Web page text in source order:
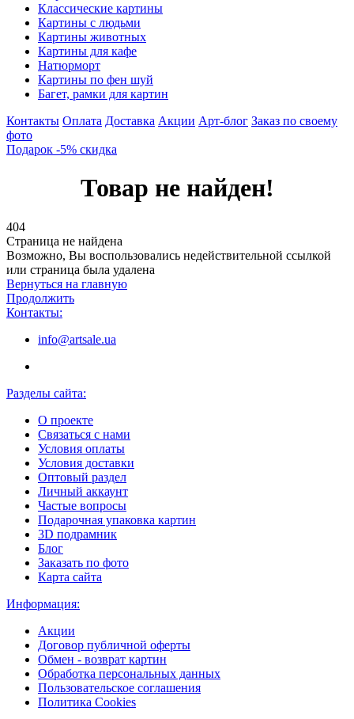
Классические картины
Картины с людьми
Картины животных
Картины для кафе
Натюрморт
Картины по фен шуй
Багет, рамки для картин
Контакты Оплата Доставка Акции Арт-блог Заказ по своему
фото
Подарок -5% скидка
Товар не найден!
404
Страница не найдена
Возможно, Вы воспользовались недействительной ссылкой
или страница была удалена
Вернуться на главную
Продолжить
Контакты:
info@artsale.ua
Разделы сайта:
О проекте
Связаться с нами
Условия оплаты
Условия доставки
Оптовый раздел
Личный аккаунт
Частые вопросы
Подарочная упаковка картин
3D подрамник
Блог
Заказать по фото
Карта сайта
Информация:
Акции
Договор публичной оферты
Обмен - возврат картин
Обработка персональных данных
Пользовательское соглашения
Политика Cookies